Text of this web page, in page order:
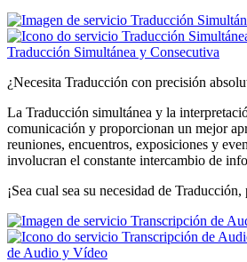
Traducción Simultánea y Consecutiva
¿Necesita Traducción con precisión
La Traducción simultánea y la
comunicación y proporcionan un mejor
reuniones, encuentros, exposiciones y
involucran el constante intercambio de
¡Sea cual sea su necesidad de
de Audio y Vídeo